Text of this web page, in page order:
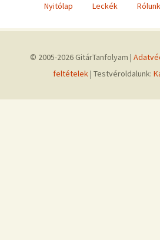
Nyitólap Leckék Rólunk
© 2005-2026 GitárTanfolyam |
feltételek| Testvéroldalunk: